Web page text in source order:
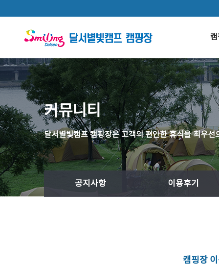
캠
커뮤니티
달서별빛캠프 캠핑장은 고객의 편안한 휴식을 최우
공지사항 이용후기
캠핑장